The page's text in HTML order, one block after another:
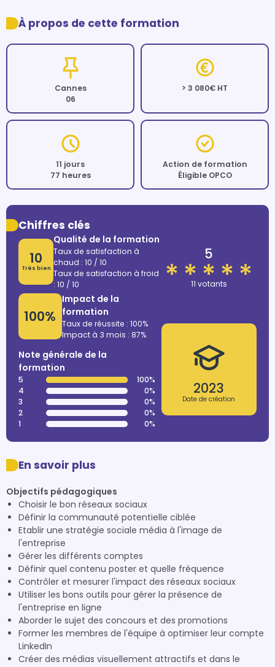
À propos de cette formation
Cannes
06
> 3 080€ HT
11 jours
77 heures
Action de formation
Éligible OPCO
Chiffres clés
10
Très bien
Qualité de la formation
Taux de satisfaction à
chaud : 10 / 10
Taux de satisfaction à froid
: 10 / 10
100%
Impact de la
formation
Taux de réussite : 100%
Impact à 3 mois : 87%
Note générale de la
formation
5
100%
4
0%
3
0%
2
0%
1
0%
5
11 votants
2023
Date de création
En savoir plus
Objectifs pédagogiques
Choisir le bon réseaux sociaux
Définir la communauté potentielle ciblée
Etablir une stratégie sociale média à l'image de
l'entreprise
Gérer les différents comptes
Définir quel contenu poster et quelle fréquence
Contrôler et mesurer l'impact des réseaux sociaux
Utiliser les bons outils pour gérer la présence de
l'entreprise en ligne
Aborder le sujet des concours et des promotions
Former les membres de l'équipe à optimiser leur compte
LinkedIn
Créer des médias visuellement attractifs et dans le